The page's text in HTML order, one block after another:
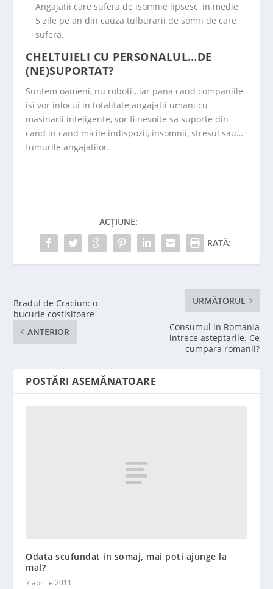
Angajatii care sufera de isomnie lipsesc, in medie,
5 zile pe an din cauza tulburarii de somn de care
sufera.
CHELTUIELI CU PERSONALUL…DE
(NE)SUPORTAT?
Suntem oameni, nu roboti…iar pana cand companiile
isi vor inlocui in totalitate angajatii umani cu
masinarii inteligente, vor fi nevoite sa suporte din
cand in cand micile indispozii, insomnii, stresul sau…
fumurile angajatilor.
ACȚIUNE:
RATĂ:
Bradul de Craciun: o
bucurie costisitoare
ANTERIOR
URMĂTORUL
Consumul in Romania
intrece asteptarile. Ce
cumpara romanii?
POSTĂRI ASEMĂNATOARE
Odata scufundat in somaj, mai poti ajunge la
mal?
7 aprilie 2011